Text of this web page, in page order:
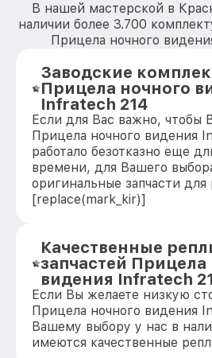
В нашей мастерской в
наличии более 3.700
Прицела ночного
Заводские
Прицела ночного
Infratech 214
Если для Вас важно, чтобы
Прицела ночного видения
работало безотказно еще
времени, для Вашего
оригинальные запчасти для
[replace(mark_kir)]
Качественные
запчастей Прицела
видения Infratech
Если Вы желаете низкую
Прицела ночного видения
Вашему выбору у нас в
имеются качественные